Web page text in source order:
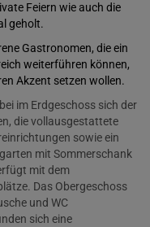
Feiern wie auch die
geholt.
Gastronomen, die ein
weiterführen können,
Akzent setzen wollen.
im Erdgeschoss sich der
die vollausgestattete
sowie ein
mit Sommerschank
mit dem
Das Obergeschoss
und WC
sich eine